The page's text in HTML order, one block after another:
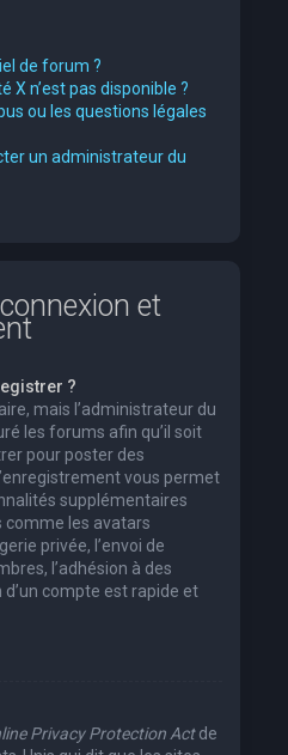
de forum ?
X n’est pas disponible ?
ou les questions légales
un administrateur du
et
?
mais l’administrateur du
les forums afin qu’il soit
pour poster des
vous permet
supplémentaires
comme les avatars
privée, l’envoi de
l’adhésion à des
compte est rapide et
Privacy Protection Actde